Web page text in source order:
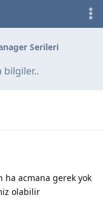
Serileri
bilgiler..
acmana gerek yok
olabilir